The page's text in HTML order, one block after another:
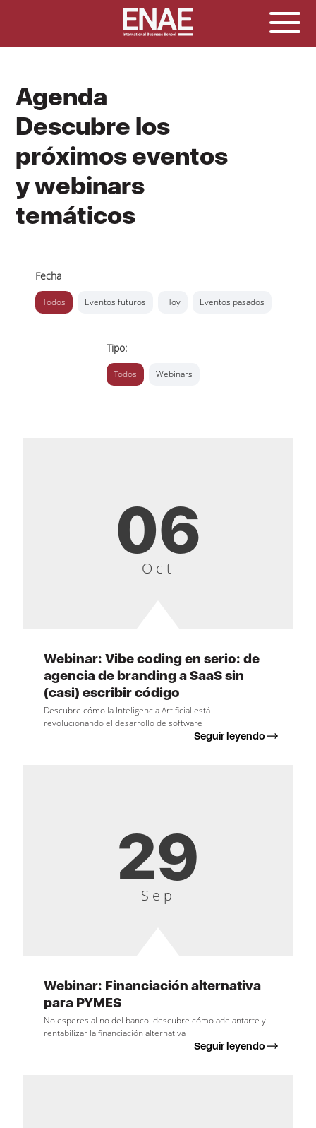
Agenda
Descubre los
próximos eventos
y webinars
temáticos
Fecha
Todos Eventos futuros Hoy Eventos pasados
Tipo:
Todos Webinars
06
Oct
Webinar: Vibe coding en serio: de
agencia de branding a SaaS sin
(casi) escribir código
Descubre cómo la Inteligencia Artificial está
revolucionando el desarrollo de software
Seguir leyendo
29
Sep
Webinar: Financiación alternativa
para PYMES
No esperes al no del banco: descubre cómo adelantarte y
rentabilizar la financiación alternativa
Seguir leyendo